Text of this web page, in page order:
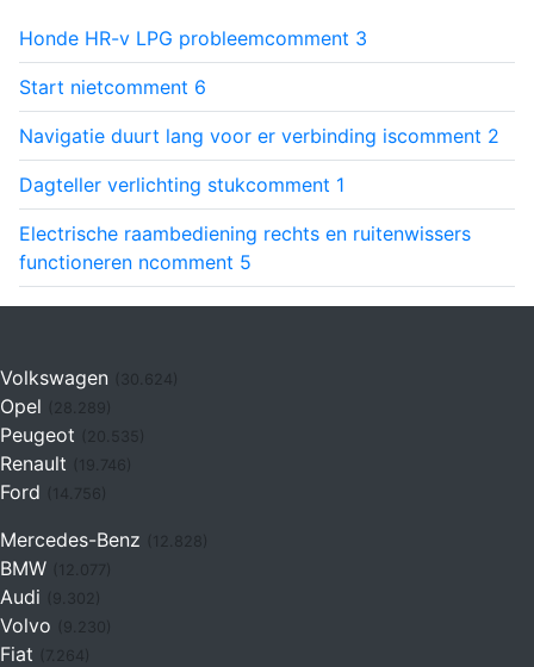
Honde HR-v LPG probleemcomment 3
Start nietcomment 6
Navigatie duurt lang voor er verbinding iscomment 2
Dagteller verlichting stukcomment 1
Electrische raambediening rechts en ruitenwissers
functioneren ncomment 5
Volkswagen (30.624)
Opel
Peugeot
Renault (19.746)
Ford (14.756)
Mercedes-Benz
BMW
Audi
Volvo
Fiat (7.264)